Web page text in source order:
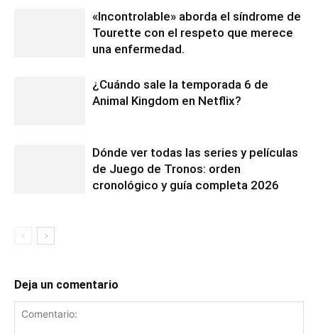
«Incontrolable» aborda el síndrome de
Tourette con el respeto que merece
una enfermedad.
¿Cuándo sale la temporada 6 de
Animal Kingdom en Netflix?
Dónde ver todas las series y películas
de Juego de Tronos: orden
cronológico y guía completa 2026
Deja un comentario